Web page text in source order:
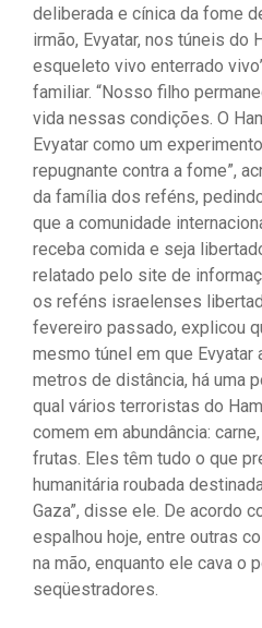
deliberada e cínica da fome
irmão, Evyatar, nos túneis do
esqueleto vivo enterrado
familiar. “Nosso filho
vida nessas condições. O
Evyatar como um
repugnante contra a fome”,
da família dos reféns,
que a comunidade
receba comida e seja
relatado pelo site de
os reféns israelenses
fevereiro passado, explicou
mesmo túnel em que Evyatar
metros de distância, há uma
qual vários terroristas do
comem em abundância:
frutas. Eles têm tudo o que
humanitária roubada
Gaza”, disse ele. De acordo
espalhou hoje, entre outras
na mão, enquanto ele cava o
seqüestradores.